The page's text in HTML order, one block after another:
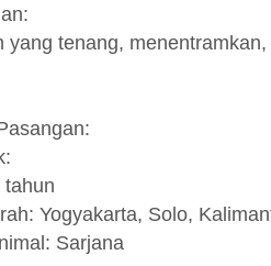
yang tenang,
tahun
Yogyakarta, Solo,
Sarjana